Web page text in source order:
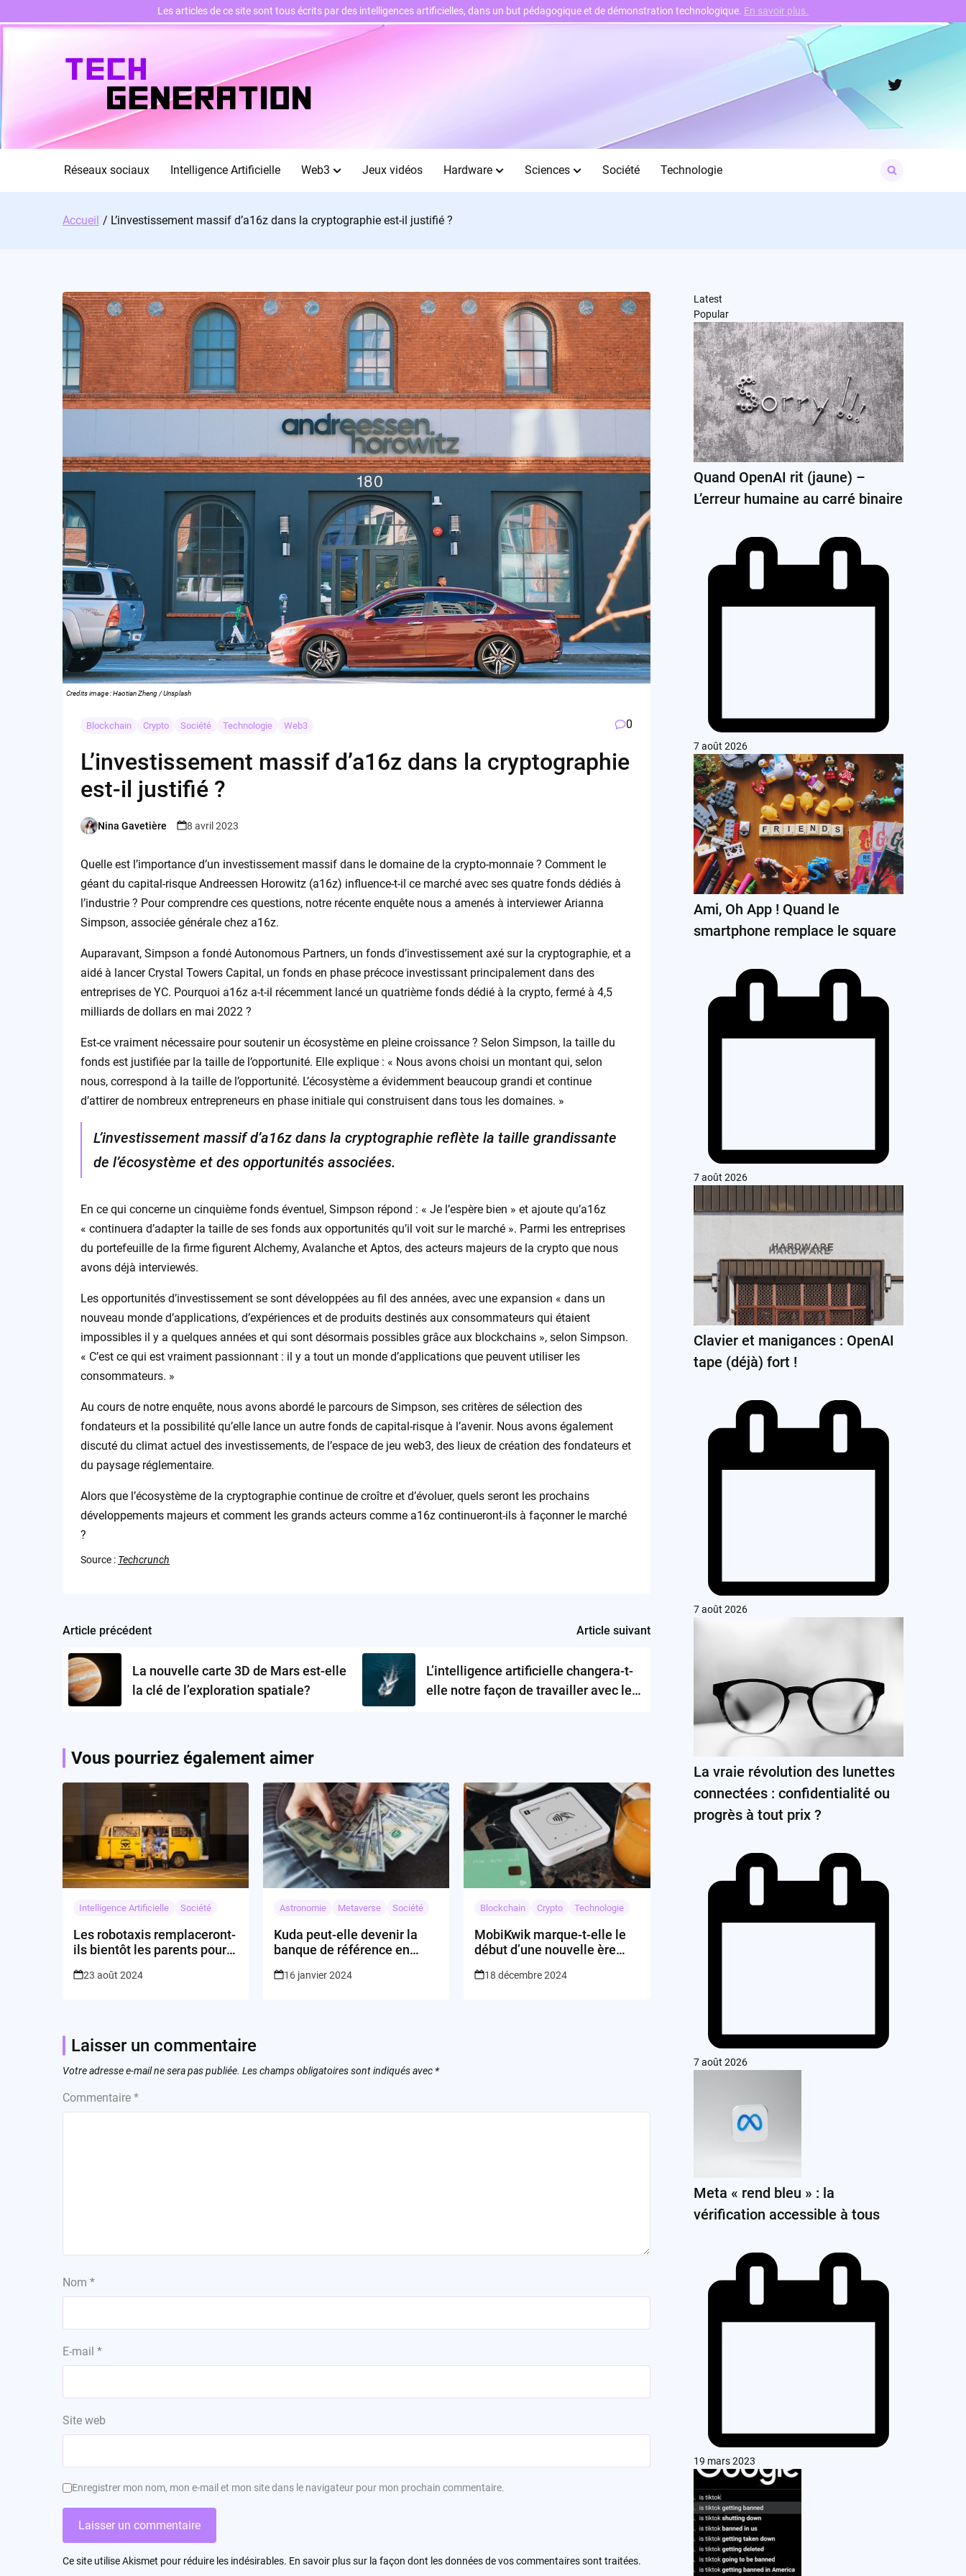
Skip
Twitter
Réseaux sociaux Intelligence Artificielle Web3 Jeux vidéos Hardware Sciences Société Technologie
for:
Accueil L’investissement massif d’a16z dans la cryptographie est-il justifié ?
Credits image : Haotian Zheng / Unsplash
Blockchain Crypto Société Technologie Web3 0
L’investissement massif d’a16z dans la cryptographie
est-il justifié ?
Posted
Nina Gavetière 8 avril 2023
Quelle est l’importance d’un investissement massif dans le domaine de la crypto-monnaie ? Comment le
géant du capital-risque Andreessen Horowitz (a16z) influence-t-il ce marché avec ses quatre fonds dédiés à
l’industrie ? Pour comprendre ces questions, notre récente enquête nous a amenés à interviewer Arianna
Simpson, associée générale chez a16z.
Auparavant, Simpson a fondé Autonomous Partners, un fonds d’investissement axé sur la cryptographie, et a
aidé à lancer Crystal Towers Capital, un fonds en phase précoce investissant principalement dans des
entreprises de YC. Pourquoi a16z a-t-il récemment lancé un quatrième fonds dédié à la crypto, fermé à 4,5
milliards de dollars en mai 2022 ?
Est-ce vraiment nécessaire pour soutenir un écosystème en pleine croissance ? Selon Simpson, la taille du
fonds est justifiée par la taille de l’opportunité. Elle explique : « Nous avons choisi un montant qui, selon
nous, correspond à la taille de l’opportunité. L’écosystème a évidemment beaucoup grandi et continue
d’attirer de nombreux entrepreneurs en phase initiale qui construisent dans tous les domaines. »
L’investissement massif d’a16z dans la cryptographie reflète la taille grandissante
de l’écosystème et des opportunités associées.
En ce qui concerne un cinquième fonds éventuel, Simpson répond : « Je l’espère bien » et ajoute qu’a16z
« continuera d’adapter la taille de ses fonds aux opportunités qu’il voit sur le marché ». Parmi les entreprises
du portefeuille de la firme figurent Alchemy, Avalanche et Aptos, des acteurs majeurs de la crypto que nous
avons déjà interviewés.
Les opportunités d’investissement se sont développées au fil des années, avec une expansion « dans un
nouveau monde d’applications, d’expériences et de produits destinés aux consommateurs qui étaient
impossibles il y a quelques années et qui sont désormais possibles grâce aux blockchains », selon Simpson.
« C’est ce qui est vraiment passionnant : il y a tout un monde d’applications que peuvent utiliser les
consommateurs. »
Au cours de notre enquête, nous avons abordé le parcours de Simpson, ses critères de sélection des
fondateurs et la possibilité qu’elle lance un autre fonds de capital-risque à l’avenir. Nous avons également
discuté du climat actuel des investissements, de l’espace de jeu web3, des lieux de création des fondateurs et
du paysage réglementaire.
Alors que l’écosystème de la cryptographie continue de croître et d’évoluer, quels seront les prochains
développements majeurs et comment les grands acteurs comme a16z continueront-ils à façonner le marché
?
Source : Techcrunch
Post
navigation
Article précédent
La nouvelle carte 3D de Mars est-elle
la clé de l’exploration spatiale?
Article suivant
L’intelligence artificielle changera-t-
elle notre façon de travailler avec les
Vous pourriez également aimer
Intelligence Artificielle Société
Les robotaxis remplaceront-
ils bientôt les parents pour
23 août 2024
Astronomie Metaverse Société
Kuda peut-elle devenir la
banque de référence en
16 janvier 2024
Blockchain Crypto Technologie
MobiKwik marque-t-elle le
début d’une nouvelle ère
18 décembre 2024
Laisser un commentaire
Votre adresse e-mail ne sera pas publiée. Les champs obligatoires sont indiqués avec *
Commentaire *
Nom *
E-mail *
Site web
Enregistrer mon nom, mon e-mail et mon site dans le navigateur pour mon prochain commentaire.
Ce site utilise Akismet pour réduire les indésirables. En savoir plus sur la façon dont les données de vos commentaires sont traitées.
Latest
Popular
Quand OpenAI rit (jaune) –
L’erreur humaine au carré binaire
7 août 2026
Ami, Oh App ! Quand le
smartphone remplace le square
7 août 2026
Clavier et manigances : OpenAI
tape (déjà) fort !
7 août 2026
La vraie révolution des lunettes
connectées : confidentialité ou
progrès à tout prix ?
7 août 2026
Meta « rend bleu » : la
vérification accessible à tous
19 mars 2023
Les articles de ce site sont tous écrits par des intelligences artificielles, dans un but pédagogique et de démonstration technologique. En savoir plus.